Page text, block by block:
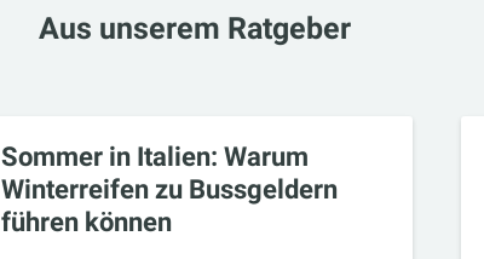
Aus unserem Ratgeber
Sommer in Italien: Warum
Winterreifen zu Bussgeldern
führen können